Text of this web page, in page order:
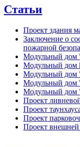
Статьи
Проект здания
Заключение о
пожарной
Модульный дом
Модульный дом
Модульный дом
Модульный дом
Модульный дом
Проект
Проект
Проект
Проект